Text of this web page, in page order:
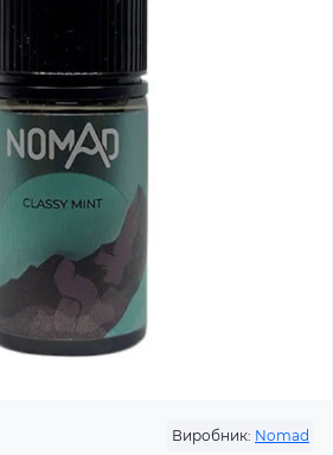
Виробник: Nomad